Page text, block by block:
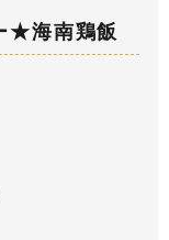
★海南鶏飯